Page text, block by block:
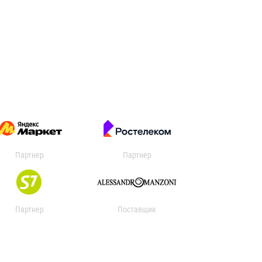
Партнер Партнер
Партнер Поставщик